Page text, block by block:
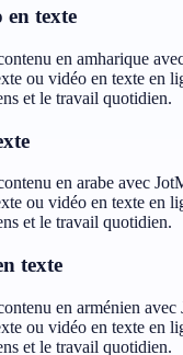
texte
en amharique
ou vidéo en texte en
et le travail quotidien.
en arabe avec
ou vidéo en texte en
et le travail quotidien.
texte
en arménien
ou vidéo en texte en
et le travail quotidien.